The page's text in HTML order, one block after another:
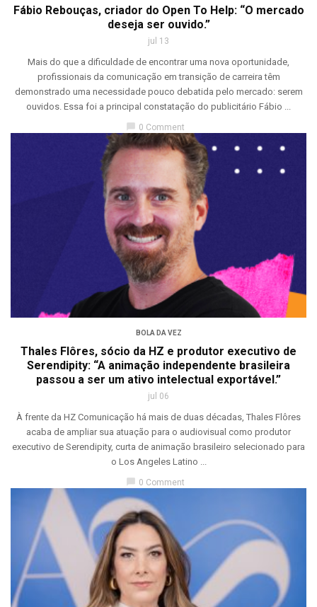
Fábio Rebouças, criador do Open To Help: “O mercado
deseja ser ouvido.”
jul 13
Mais do que a dificuldade de encontrar uma nova oportunidade,
profissionais da comunicação em transição de carreira têm
demonstrado uma necessidade pouco debatida pelo mercado: serem
ouvidos. Essa foi a principal constatação do publicitário Fábio ...
0 Comment
BOLA DA VEZ
Thales Flôres, sócio da HZ e produtor executivo de
Serendipity: “A animação independente brasileira
passou a ser um ativo intelectual exportável.”
jul 06
À frente da HZ Comunicação há mais de duas décadas, Thales Flôres
acaba de ampliar sua atuação para o audiovisual como produtor
executivo de Serendipity, curta de animação brasileiro selecionado para
o Los Angeles Latino ...
chat_bubble 0 Comment